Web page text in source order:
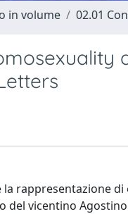
in volume 02.01
rappresentazione
del vicentino